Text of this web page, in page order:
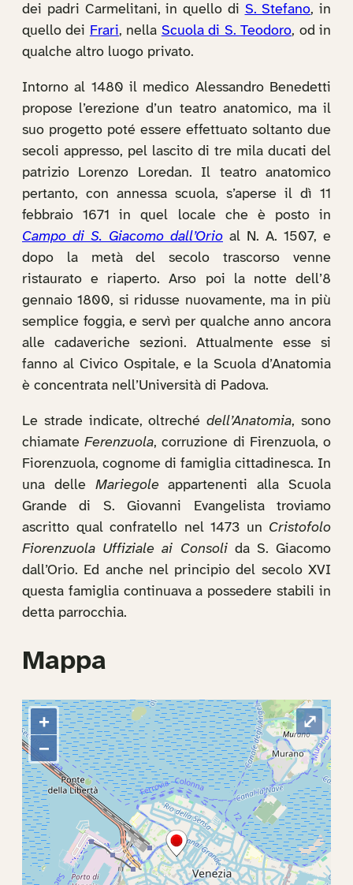
dei padri Carmelitani, in quello di S. Stefano, in
quello dei Frari, nella Scuola di S. Teodoro, od in
qualche altro luogo privato.
Intorno al 1480 il medico Alessandro Benedetti
propose l’erezione d’un teatro anatomico, ma il
suo progetto poté essere effettuato soltanto due
secoli appresso, pel lascito di tre mila ducati del
patrizio Lorenzo Loredan. Il teatro anatomico
pertanto, con annessa scuola, s’aperse il dì 11
febbraio 1671 in quel locale che è posto in
Campo di S. Giacomo dall’Orio al N. A. 1507, e
dopo la metà del secolo trascorso venne
ristaurato e riaperto. Arso poi la notte dell’8
gennaio 1800, si ridusse nuovamente, ma in più
semplice foggia, e servì per qualche anno ancora
alle cadaveriche sezioni. Attualmente esse si
fanno al Civico Ospitale, e la Scuola d’Anatomia
è concentrata nell’Università di Padova.
Le strade indicate, oltrechédell’Anatomia, sono
chiamateFerenzuola, corruzione di Firenzuola, o
Fiorenzuola, cognome di famiglia cittadinesca. In
una delle Mariegole appartenenti alla Scuola
Grande di S. Giovanni Evangelista troviamo
ascritto qual confratello nel 1473 un Cristofolo
Fiorenzuola Uffiziale ai Consolida S. Giacomo
dall’Orio. Ed anche nel principio del secolo XVI
questa famiglia continuava a possedere stabili in
detta parrocchia.
Mappa